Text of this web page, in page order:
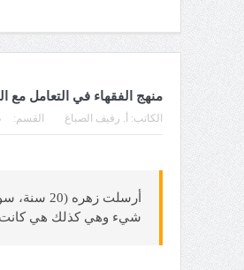
منهج الفقهاء في التعامل مع
الكاتب: أ. رفيف الصباغ القسم:
أرسلت
شيء وهي كذلك هي كانت